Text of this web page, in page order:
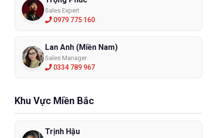
Sales Expert
0979 775 160
Lan Anh (Miền Nam)
Sales Manager
0334 789 967
Khu Vực Miền Bắc
Trịnh Hậu